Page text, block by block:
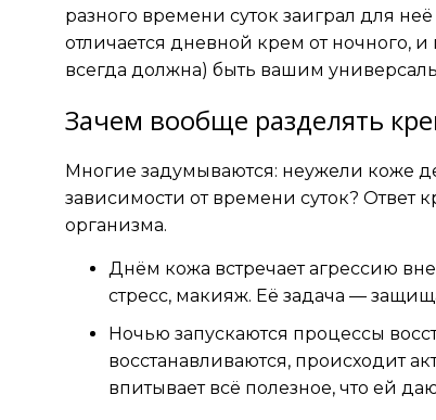
разного времени суток заиграл для
отличается дневной крем от ночного,
всегда должна) быть вашим
Зачем вообще разделять
Многие задумываются: неужели коже
зависимости от времени суток? Ответ
организма.
Днём кожа встречает агрессию
стресс, макияж. Её задача —
Ночью запускаются процессы
восстанавливаются, происходит
впитывает всё полезное, что ей